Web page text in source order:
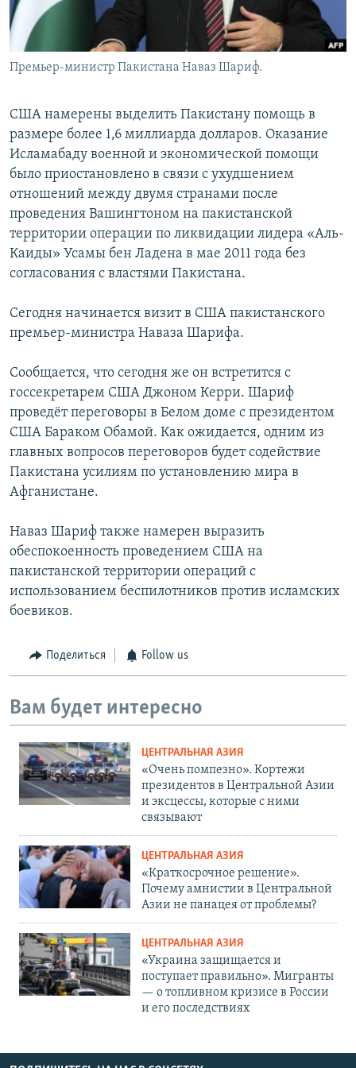
Премьер-министр Пакистана Наваз Шариф.
США намерены выделить Пакистану помощь в
размере более 1,6 миллиарда долларов. Оказание
Исламабаду военной и экономической помощи
было приостановлено в связи с ухудшением
отношений между двумя странами после
проведения Вашингтоном на пакистанской
территории операции по ликвидации лидера «Аль-
Каиды» Усамы бен Ладена в мае 2011 года без
согласования с властями Пакистана.
Сегодня начинается визит в США пакистанского
премьер-министра Наваза Шарифа.
Сообщается, что сегодня же он встретится с
госсекретарем США Джоном Керри. Шариф
проведёт переговоры в Белом доме с президентом
США Бараком Обамой. Как ожидается, одним из
главных вопросов переговоров будет содействие
Пакистана усилиям по установлению мира в
Афганистане.
Наваз Шариф также намерен выразить
обеспокоенность проведением США на
пакистанской территории операций с
использованием беспилотников против исламских
боевиков.
Поделиться Follow us
Вам будет интересно
ЦЕНТРАЛЬНАЯ АЗИЯ
«Очень помпезно». Кортежи
президентов в Центральной Азии
и эксцессы, которые с ними
связывают
ЦЕНТРАЛЬНАЯ АЗИЯ
«Краткосрочное решение».
Почему амнистии в Центральной
Азии не панацея от проблемы?
ЦЕНТРАЛЬНАЯ АЗИЯ
«Украина защищается и
поступает правильно». Мигранты
— о топливном кризисе в России
и его последствиях